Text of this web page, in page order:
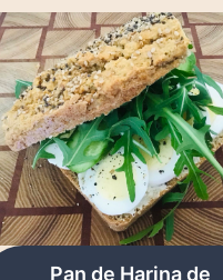
Pan de Harina de